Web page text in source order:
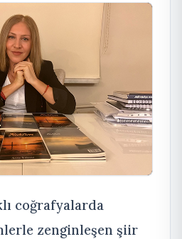
coğrafyalarda
zenginleşen şiir